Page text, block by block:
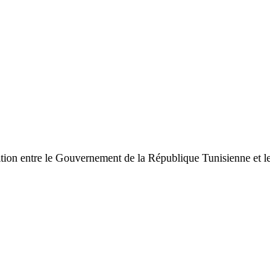
entre le Gouvernement de la République Tunisienne et